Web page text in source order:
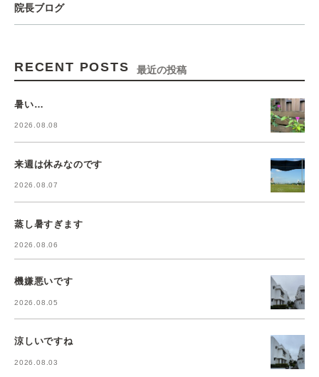
院長ブログ
RECENT POSTS 最近の投稿
暑い…
2026.08.08
来週は休みなのです
2026.08.07
蒸し暑すぎます
2026.08.06
機嫌悪いです
2026.08.05
涼しいですね
2026.08.03